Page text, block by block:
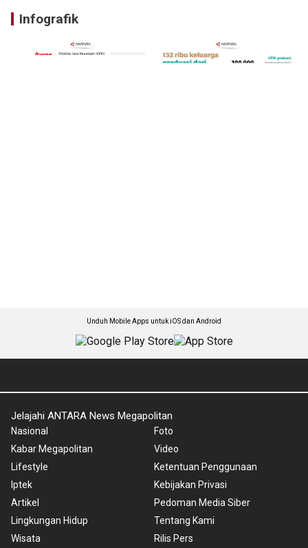
Infografik
Unduh Mobile Apps untuk iOS dan Android
Jelajahi ANTARA News Megapolitan
Nasional
Kabar Megapolitan
Lifestyle
Iptek
Artikel
Lingkungan Hidup
Wisata
Foto
Video
Ketentuan Penggunaan
Kebijakan Privasi
Pedoman Media Siber
Tentang Kami
Rilis Pers